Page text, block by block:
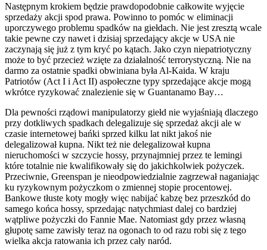
Następnym krokiem będzie prawdopodobnie całkowite wyjęcie
sprzedaży akcji spod prawa. Powinno to pomóc w eliminacji
uporczywego problemu spadków na giełdach. Nie jest zresztą wcale
takie pewne czy nawet i dzisiaj sprzedający akcje w USA nie
zaczynają się już z tym kryć po kątach. Jako czyn niepatriotyczny
może to być przecież wzięte za działalność terrorystyczną. Nie na
darmo za ostatnie spadki obwiniana była Al-Kaida. W kraju
Patriotów (Act I i Act II) aspołeczne typy sprzedające akcje mogą
wkrótce ryzykować znalezienie się w Guantanamo Bay…
Dla pewności rządowi manipulatorzy giełd nie wyjaśniają dlaczego
przy dotkliwych spadkach delegalizuje się sprzedaż akcji ale w
czasie internetowej bańki sprzed kilku lat nikt jakoś nie
delegalizował kupna. Nikt też nie delegalizował kupna
nieruchomości w szczycie hossy, przynajmniej przez te lemingi
które totalnie nie kwalifikowały się do jakichkolwiek pożyczek.
Przeciwnie, Greenspan je nieodpowiedzialnie zagrzewał naganiając
ku ryzykownym pożyczkom o zmiennej stopie procentowej.
Bankowe tłuste koty mogły więc nabijać kabzę bez przeszkód do
samego końca hossy, sprzedając natychmiast dalej co bardziej
wątpliwe pożyczki do Fannie Mae. Natomiast gdy przez własną
głupotę same zawisły teraz na ogonach to od razu robi się z tego
wielka akcja ratowania ich przez cały naród.